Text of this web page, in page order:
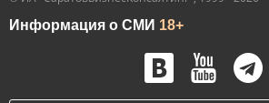
Информация о СМИ 18+